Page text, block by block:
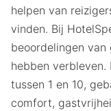
helpen van
vinden. Bij
beoordelingen
hebben
tussen 1 en 10,
comfort,